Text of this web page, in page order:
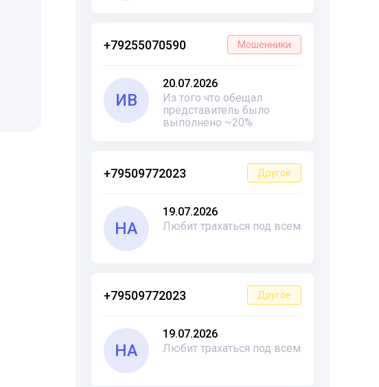
+79255070590 Мошенники
ИВ
20.07.2026
Из того что обещал
представитель было
выполнено ~20%
+79509772023 Другое
НА
19.07.2026
Любит трахаться под всем
+79509772023 Другое
НА
19.07.2026
Любит трахаться под всем